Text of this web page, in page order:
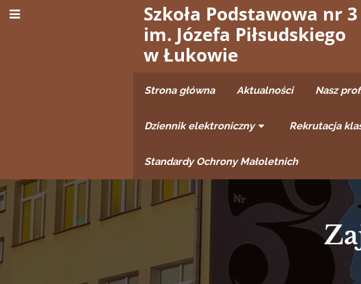
Szkoła Podstawowa nr 3
im. Józefa Piłsudskiego
w Łukowie
Strona główna Aktualności Nasz
Dziennik elektroniczny Rekrutacja
Standardy Ochrony Małoletnich